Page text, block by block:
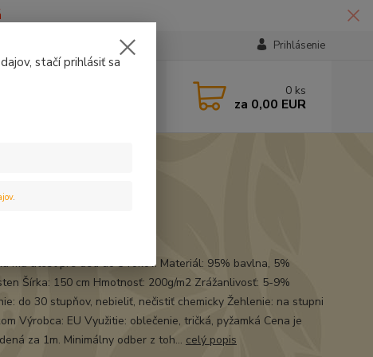
Prihlásenie
0 ks
za 0,00 EUR
má atest pre deti do 3 rokov. Materiál: 95% bavlna, 5%
Šírka: 150 cm Hmotnosť: 200g/m2 Zrážanlivosť: 5-9%
do 30 stupňov, nebieliť, nečistiť chemicky Žehlenie: na stupni
Výrobca: EU Využitie: oblečenie, tričká, pyžamká Cena je
za 1m. Minimálny odber z toh... celý popis
stačí prihlásiť sa
.